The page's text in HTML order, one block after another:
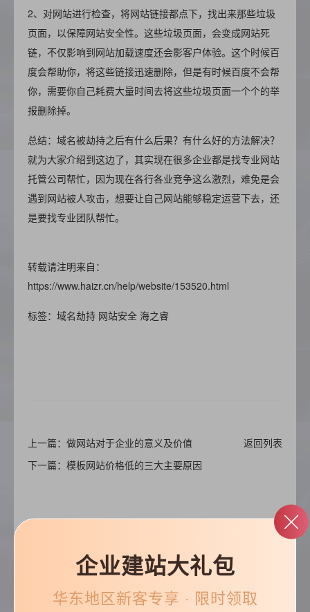
2、对网站进行检查，将网站链接都点下，找出来那些垃圾
页面，以保障网站安全性。这些垃圾页面，会变成网站死
链，不仅影响到网站加载速度还会影客户体验。这个时候百
度会帮助你，将这些链接迅速删除，但是有时候百度不会帮
你，需要你自己耗费大量时间去将这些垃圾页面一个个的举
报删除掉。
总结：域名被劫持之后有什么后果？有什么好的方法解决？
就为大家介绍到这边了，其实现在很多企业都是找专业网站
托管公司帮忙，因为现在各行各业竞争这么激烈，难免是会
遇到网站被人攻击，想要让自己网站能够稳定运营下去，还
是要找专业团队帮忙。
转载请注明来自：
https://www.haizr.cn/help/website/153520.html
标签：域名劫持 网站安全 海之睿
上一篇：做网站对于企业的意义及价值
返回列表
下一篇：模板网站价格低的三大主要原因
帮助&支持
企业建站大礼包
华东地区新客专享 · 限时领取